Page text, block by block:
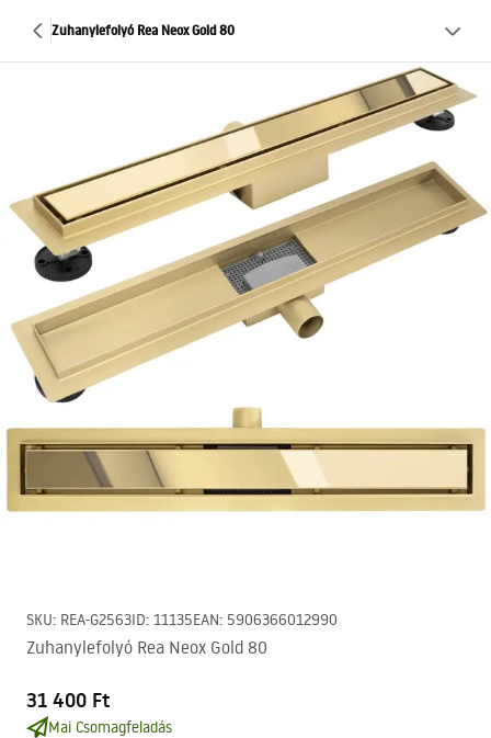
Zuhanylefolyó Rea Neox Gold 80
SKU: REA-G2563ID: 11135EAN: 5906366012990
Zuhanylefolyó Rea Neox Gold 80
31 400 Ft
Mai Csomagfeladás